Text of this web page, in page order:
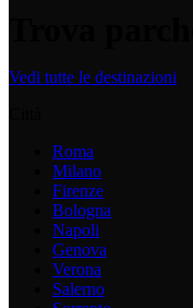
Vedi tutte le destinazioni
Roma
Milano
Firenze
Bologna
Napoli
Genova
Verona
Salerno